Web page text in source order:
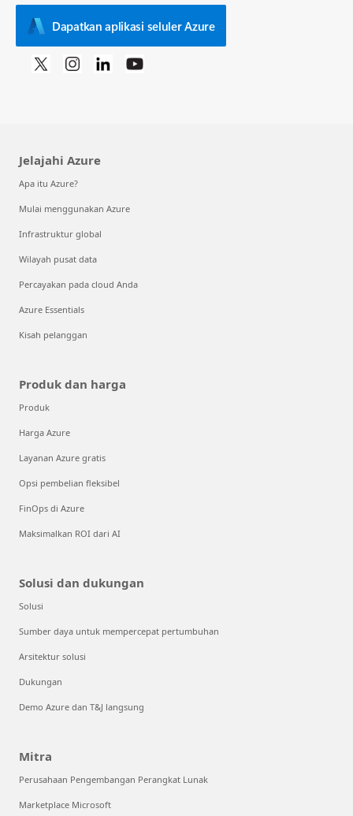
Dapatkan aplikasi seluler Azure
Jelajahi Azure
Apa itu Azure?
Mulai menggunakan Azure
Infrastruktur global
Wilayah pusat data
Percayakan pada cloud Anda
Azure Essentials
Kisah pelanggan
Produk dan harga
Produk
Harga Azure
Layanan Azure gratis
Opsi pembelian fleksibel
FinOps di Azure
Maksimalkan ROI dari AI
Solusi dan dukungan
Solusi
Sumber daya untuk mempercepat pertumbuhan
Arsitektur solusi
Dukungan
Demo Azure dan T&J langsung
Mitra
Perusahaan Pengembangan Perangkat Lunak
Marketplace Microsoft